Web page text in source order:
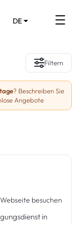
DE
Filtern
? Beschreiben Sie
Angebote
Webseite besuchen
in